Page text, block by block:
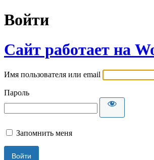
Войти
Сайт работает на
Имя пользователя или email
Пароль
Запомнить меня